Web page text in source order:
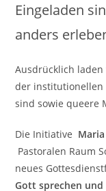
Eingeladen
anders
Ausdrücklich
der institutionellen
sind sowie queere
Die Initiative
Pastoralen Raum
neues
Gott sprechen und